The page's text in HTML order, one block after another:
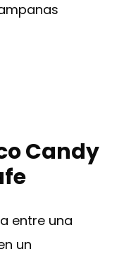
Candy
entre una
un